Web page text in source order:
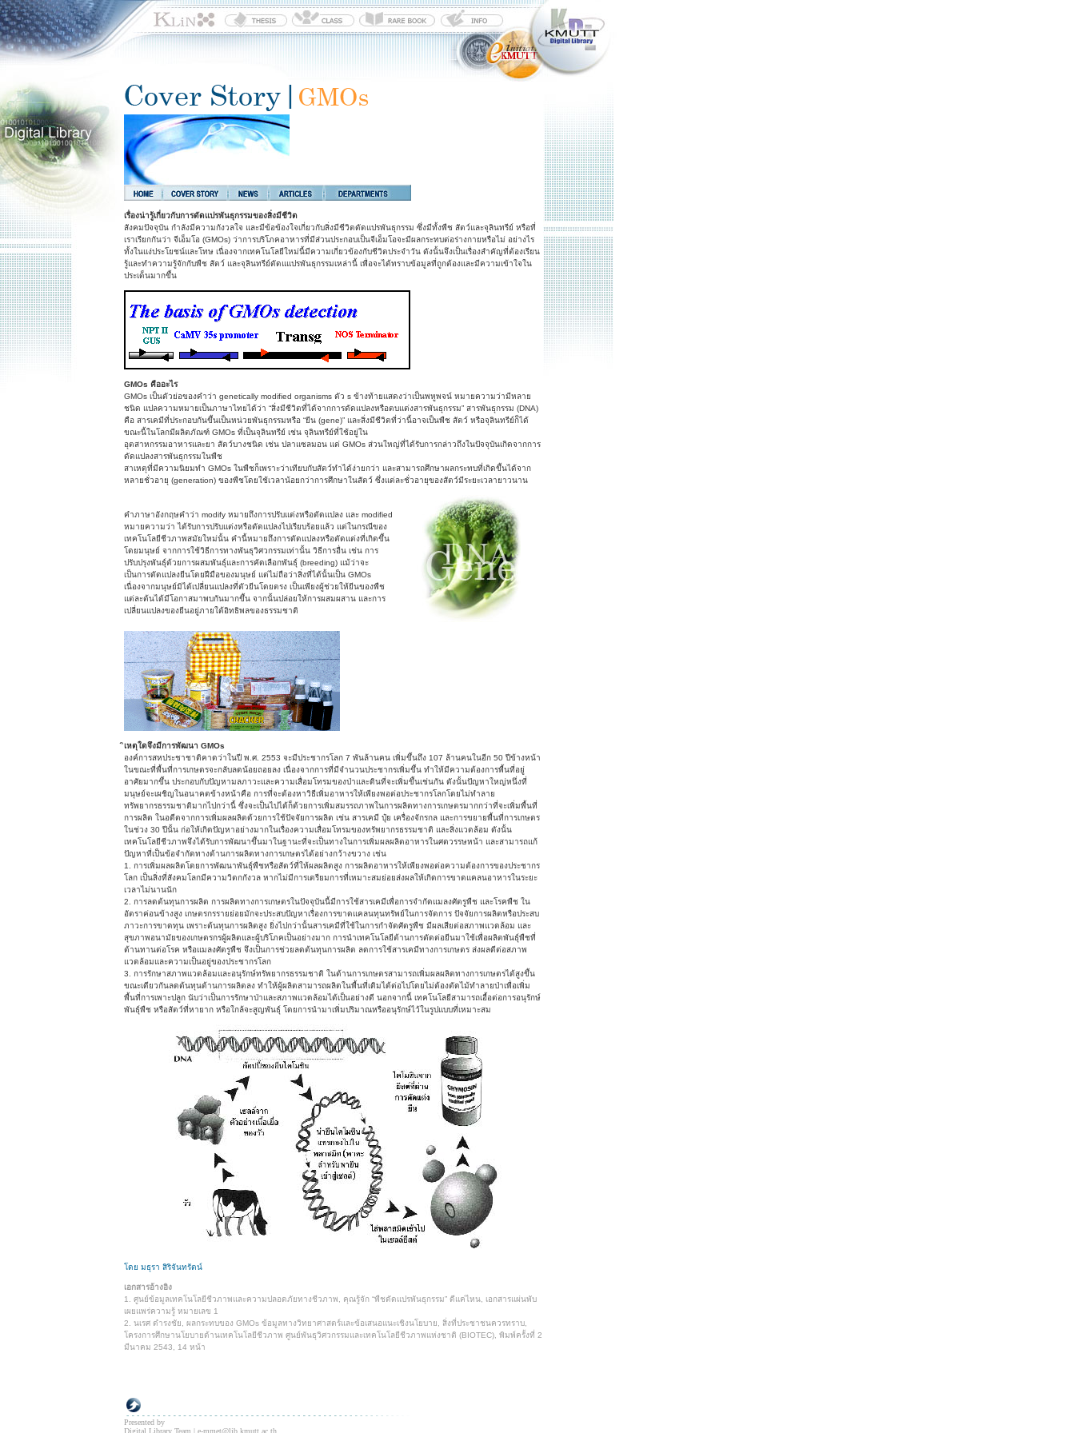
เรื่องน่ารู้เกี่ยวกับการดัดแปรพันธุกรรมของสิ่งมีชีวิต
สังคมปัจจุบัน กำลังมีความกังวลใจ และมีข้อข้องใจเกี่ยวกับสิ่งมีชีวิตดัดแปรพันธุกรรม ซึ่งมีทั้งพืช สัตว์และจุลินทรีย์ หรือที่
เราเรียกกันว่า จีเอ็มโอ (GMOs) ว่าการบริโภคอาหารที่มีส่วนประกอบเป็นจีเอ็มโอจะมีผลกระทบต่อร่างกายหรือไม่ อย่างไร
ทั้งในแง่ประโยชน์และโทษ เนื่องจากเทคโนโลยีใหม่นี้มีความเกี่ยวข้องกับชีวิตประจำวัน ดังนั้นจึงเป็นเรื่องสำคัญที่ต้องเรียน
รู้และทำความรู้จักกับพืช สัตว์ และจุลินทรีย์ดัดแแปรพันธุกรรมเหล่านี้ เพื่อจะได้ทราบข้อมูลที่ถูกต้องและมีความเข้าใจใน
ประเด็นมากขึ้น
GMOs คืออะไร
GMOs เป็นตัวย่อของคำว่า genetically modified organisms ตัว s ข้างท้ายแสดงว่าเป็นพหูพจน์ หมายความว่ามีหลาย
ชนิด แปลความหมายเป็นภาษาไทยได้ว่า “สิ่งมีชีวิตที่ได้จากการดัดแปลงหรือตบแต่งสารพันธุกรรม” สารพันธุกรรม (DNA)
คือ สารเคมีที่ประกอบกันขึ้นเป็นหน่วยพันธุกรรมหรือ “ยีน (gene)” และสิ่งมีชีวิตที่ว่านี้อาจเป็นพืช สัตว์ หรือจุลินทรีย์ก็ได้
ขณะนี้ในโลกมีผลิตภัณฑ์ GMOs ที่เป็นจุลินทรีย์ เช่น จุลินทรีย์ที่ใช้อยู่ใน
อุตสาหกรรมอาหารและยา สัตว์บางชนิด เช่น ปลาแซลมอน แต่ GMOs ส่วนใหญ่ที่ได้รับการกล่าวถึงในปัจจุบันเกิดจากการ
ดัดแปลงสารพันธุกรรมในพืช
สาเหตุที่มีความนิยมทำ GMOs ในพืชก็เพราะว่าเทียบกับสัตว์ทำได้ง่ายกว่า และสามารถศึกษาผลกระทบที่เกิดขึ้นได้จาก
หลายชั่วอายุ (generation) ของพืชโดยใช้เวลาน้อยกว่าการศึกษาในสัตว์ ซึ่งแต่ละชั่วอายุของสัตว์มีระยะเวลายาวนาน
คำภาษาอังกฤษคำว่า modify หมายถึงการปรับแต่งหรือดัดแปลง และ modified
หมายความว่า ได้รับการปรับแต่งหรือดัดแปลงไปเรียบร้อยแล้ว แต่ในกรณีของ
เทคโนโลยีชีวภาพสมัยใหม่นั้น คำนี้หมายถึงการดัดแปลงหรือตัดแต่งที่เกิดขึ้น
โดยมนุษย์ จากการใช้วิธีการทางพันธุวิศวกรรมเท่านั้น วิธีการอื่น เช่น การ
ปรับปรุงพันธุ์ด้วยการผสมพันธุ์และการคัดเลือกพันธุ์ (breeding) แม้ว่าจะ
เป็นการดัดแปลงยีนโดยฝีมือของมนุษย์ แต่ไม่ถือว่าสิ่งที่ได้นั้นเป็น GMOs
เนื่องจากมนุษย์มิได้เปลี่ยนแปลงที่ตัวยีนโดยตรง เป็นเพียงผู้ช่วยให้ยีนของพืช
แต่ละต้นได้มีโอกาสมาพบกันมากขึ้น จากนั้นปล่อยให้การผสมผสาน และการ
เปลี่ยนแปลงของยีนอยู่ภายใต้อิทธิพลของธรรมชาติ
เหตุใดจึงมีการพัฒนา GMOs
องค์การสหประชาชาติคาดว่าในปี พ.ศ. 2553 จะมีประชากรโลก 7 พันล้านคน เพิ่มขึ้นถึง 107 ล้านคนในอีก 50 ปีข้างหน้า
ในขณะที่พื้นที่การเกษตรจะกลับลดน้อยถอยลง เนื่องจากการที่มีจำนวนประชากรเพิ่มขึ้น ทำให้มีความต้องการพื้นที่อยู่
อาศัยมากขึ้น ประกอบกับปัญหามลภาวะและความเสื่อมโทรมของป่าและดินที่จะเพิ่มขึ้นเช่นกัน ดังนั้นปัญหาใหญ่หนึ่งที่
มนุษย์จะเผชิญในอนาคตข้างหน้าคือ การที่จะต้องหาวิธีเพิ่มอาหารให้เพียงพอต่อประชากรโลกโดยไม่ทำลาย
ทรัพยากรธรรมชาติมากไปกว่านี้ ซึ่งจะเป็นไปได้ก็ด้วยการเพิ่มสมรรถภาพในการผลิตทางการเกษตรมากกว่าที่จะเพิ่มพื้นที่
การผลิต ในอดีตจากการเพิ่มผลผลิตด้วยการใช้ปัจจัยการผลิต เช่น สารเคมี ปุ๋ย เครื่องจักรกล และการขยายพื้นที่การเกษตร
ในช่วง 30 ปีนั้น ก่อให้เกิดปัญหาอย่างมากในเรื่องความเสื่อมโทรมของทรัพยากรธรรมชาติ และสิ่งแวดล้อม ดังนั้น
เทคโนโลยีชีวภาพจึงได้รับการพัฒนาขึ้นมาในฐานะที่จะเป็นทางในการเพิ่มผลผลิตอาหารในศตวรรษหน้า และสามารถแก้
ปัญหาที่เป็นข้อจำกัดทางด้านการผลิตทางการเกษตรได้อย่างกว้างขวาง เช่น
1. การเพิ่มผลผลิตโดยการพัฒนาพันธุ์พืชหรือสัตว์ที่ให้ผลผลิตสูง การผลิตอาหารให้เพียงพอต่อความต้องการของประชากร
โลก เป็นสิ่งที่สังคมโลกมีความวิตกกังวล หากไม่มีการเตรียมการที่เหมาะสมย่อยส่งผลให้เกิดการขาดแคลนอาหารในระยะ
เวลาไม่นานนัก
2. การลดต้นทุนการผลิต การผลิตทางการเกษตรในปัจจุบันนี้มีการใช้สารเคมีเพื่อการจำกัดแมลงศัตรูพืช และโรคพืช ใน
อัตราค่อนข้างสูง เกษตรกรรายย่อยมักจะประสบปัญหาเรื่องการขาดแคลนทุนทรัพย์ในการจัดการ ปัจจัยการผลิตหรือประสบ
ภาวะการขาดทุน เพราะต้นทุนการผลิตสูง ยิ่งไปกว่านั้นสารเคมีที่ใช้ในการกำจัดศัตรูพืช มีผลเสียต่อสภาพแวดล้อม และ
สุขภาพอนามัยของเกษตรกรผู้ผลิตและผู้บริโภคเป็นอย่างมาก การนำเทคโนโลยีต้านการตัดต่อยีนมาใช้เพื่อผลิตพันธุ์พืชที่
ต้านทานต่อโรค หรือแมลงศัตรูพืช จึงเป็นการช่วยลดต้นทุนการผลิต ลดการใช้สารเคมีทางการเกษตร ส่งผลดีต่อสภาพ
แวดล้อมและความเป็นอยู่ของประชากรโลก
3. การรักษาสภาพแวดล้อมและอนุรักษ์ทรัพยากรธรรมชาติ ในด้านการเกษตรสามารถเพิ่มผลผลิตทางการเกษตรได้สูงขึ้น
ขณะเดียวกันลดต้นทุนด้านการผลิตลง ทำให้ผู้ผลิตสามารถผลิตในพื้นที่เดิมได้ต่อไปโดยไม่ต้องตัดไม้ทำลายป่าเพื่อเพิ่ม
พื้นที่การเพาะปลูก นับว่าเป็นการรักษาป่าและสภาพแวดล้อมได้เป็นอย่างดี นอกจากนี้ เทคโนโลยีสามารถเอื้อต่อการอนุรักษ์
พันธุ์พืช หรือสัตว์ที่หายาก หรือใกล้จะสูญพันธุ์ โดยการนำมาเพิ่มปริมาณหรืออนุรักษ์ไว้ในรูปแบบที่เหมาะสม
โดย มธุรา สิริจันทรัตน์
เอกสารอ้างอิง
1. ศูนย์ข้อมูลเทคโนโลยีชีวภาพและความปลอดภัยทางชีวภาพ, คุณรู้จัก “พืชดัดแปรพันธุกรรม” ดีแค่ไหน, เอกสารแผ่นพับ
เผยแพร่ความรู้ หมายเลข 1
2. นเรศ ดำรงชัย, ผลกระทบของ GMOs ข้อมูลทางวิทยาศาสตร์และข้อเสนอแนะเชิงนโยบาย, สิ่งที่ประชาชนควรทราบ,
โครงการศึกษานโยบายด้านเทคโนโลยีชีวภาพ ศูนย์พันธุวิศวกรรมและเทคโนโลยีชีวภาพแห่งชาติ (BIOTEC), พิมพ์ครั้งที่ 2
มีนาคม 2543, 14 หน้า
Presented by
Digital Library Team | e-mmet@lib.kmutt.ac.th